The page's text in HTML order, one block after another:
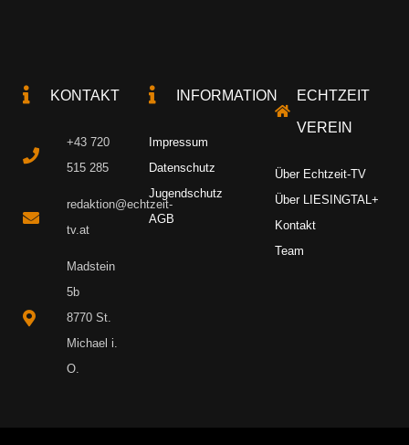
KONTAKT
+43 720
515 285
redaktion@echtzeit-
tv.at
Madstein
5b
8770 St.
Michael i.
O.
INFORMATION
Impressum
Datenschutz
Jugendschutz
AGB
ECHTZEIT
VEREIN
Über Echtzeit-TV
Über LIESINGTAL+
Kontakt
Team